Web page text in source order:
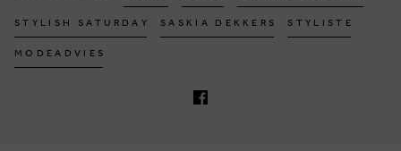
ST Y L I S H S AT U R DA Y SA S K I A D E K K E RS S T Y L I ST E
MO D EA D V I E S